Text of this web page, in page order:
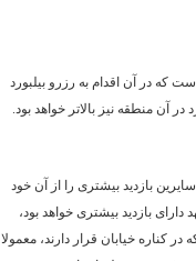
که در آن اقدام به رزرو بیلبورد
آن منطقه نیز بالاتر خواهد بود.
بازدید بیشتری را از آن خود
بازدید بیشتری خواهد بود،
کناره خیابان قرار دارند، معمولا